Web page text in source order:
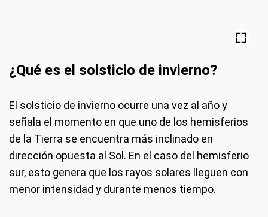
¿Qué es el solsticio de invierno?
El solsticio de invierno ocurre una vez al año y
señala el momento en que uno de los hemisferios
de la Tierra se encuentra más inclinado en
dirección opuesta al Sol. En el caso del hemisferio
sur, esto genera que los rayos solares lleguen con
menor intensidad y durante menos tiempo.